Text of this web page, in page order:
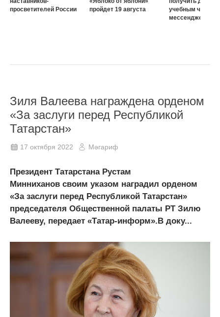
просветителей России
пройдет 19 августа
учебным чатам
мессенджер MAX
Зиля Валеева награждена орденом
«За заслуги перед Республикой
Татарстан»
17 октября 2022 Мәгариф
Президент Татарстана Рустам
Минниханов своим указом наградил орденом
«За заслуги перед Республикой Татарстан»
председателя Общественной палаты РТ Зилю
Валееву, передает «Татар-информ».В доку...